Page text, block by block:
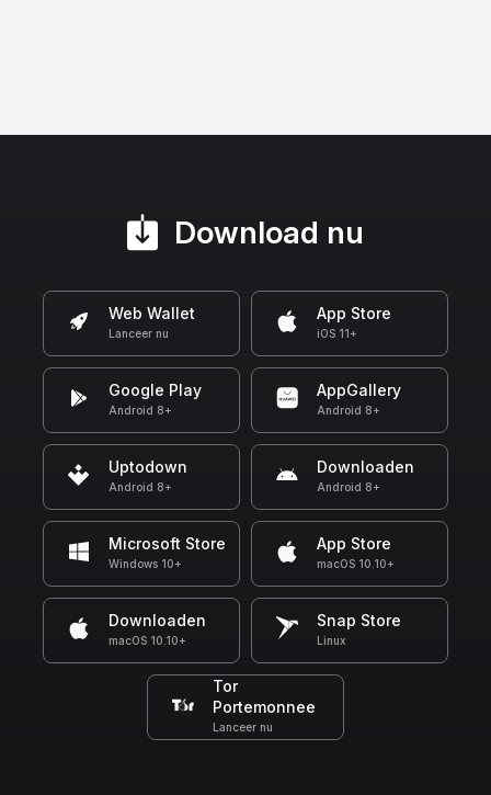
Download nu
Web Wallet
Lanceer nu
App Store
iOS 11+
Google Play
Android 8+
AppGallery
Android 8+
Uptodown
Android 8+
Downloaden
Android 8+
Microsoft Store
Windows 10+
App Store
macOS 10.10+
Downloaden
macOS 10.10+
Snap Store
Linux
Tor
Portemonnee
Lanceer nu